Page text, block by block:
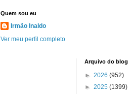
Quem sou eu
Irmão Inaldo
Ver meu perfil completo
Arquivo do blog
► 2026 (952)
► 2025 (1399)